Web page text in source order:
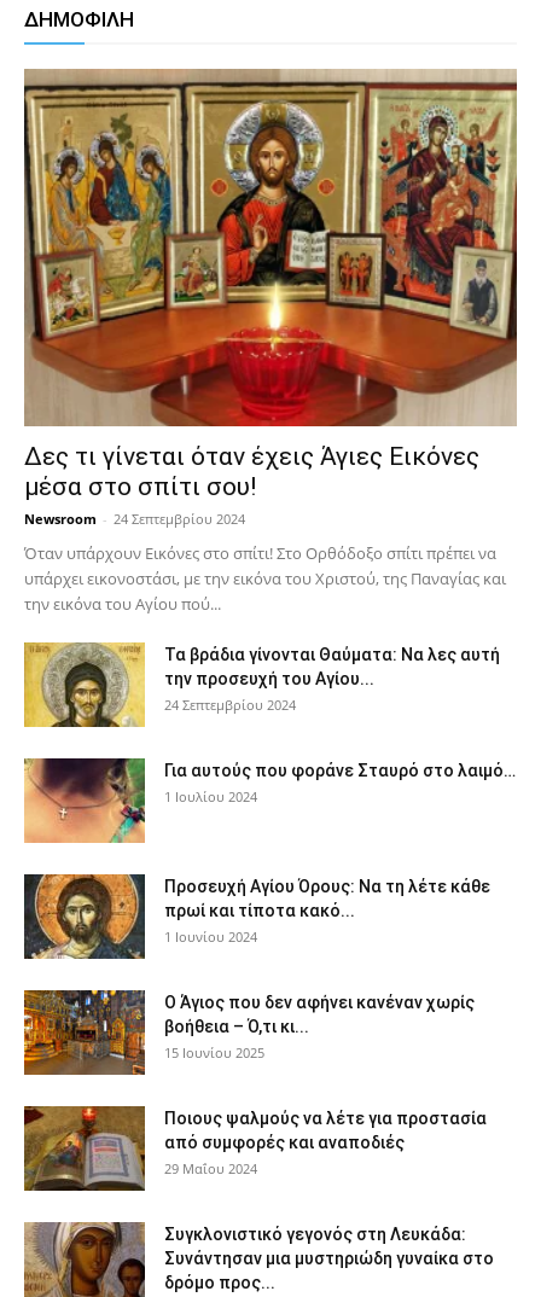
ΔΗΜΟΦΙΛΗ
Δες τι γίνεται όταν έχεις Άγιες Εικόνες
μέσα στο σπίτι σου!
Newsroom - 24 Σεπτεμβρίου 2024
Όταν υπάρχουν Εικόνες στο σπίτι! Στο Ορθόδοξο σπίτι πρέπει να
υπάρχει εικονοστάσι, με την εικόνα του Χριστού, της Παν­αγίας και
την εικόνα του Αγίου πού...
Τα βράδια γίνονται Θαύματα: Να λες αυτή
την προσευχή του Αγίου...
24 Σεπτεμβρίου 2024
Για αυτούς που φοράνε Σταυρό στο λαιμό…
1 Ιουλίου 2024
Προσευχή Αγίου Όρους: Να τη λέτε κάθε
πρωί και τίποτα κακό...
1 Ιουνίου 2024
Ο Άγιος που δεν αφήνει κανέναν χωρίς
βοήθεια – Ό,τι κι...
15 Ιουνίου 2025
Ποιους ψαλμούς να λέτε για προστασία
από συμφορές και αναποδιές
29 Μαΐου 2024
Συγκλονιστικό γεγονός στη Λευκάδα:
Συνάντησαν μια μυστηριώδη γυναίκα στο
δρόμο προς...